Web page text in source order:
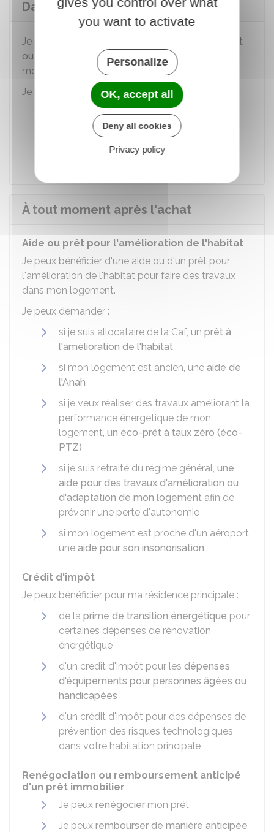
Dans les 6 mois qui suivent l'achat
Je peux demander le
déblocage anticipé de tout
ou partie de mon épargne salariale
mois de la vente.
Je dois me renseigner auprès :
de mon entreprise
ou de l'organisme gestionnaire pour le
compte de mon entreprise
À tout moment après l'achat
Aide ou prêt pour l'amélioration de l'habitat
Je peux bénéficier d'une aide ou d'un prêt pour
l'amélioration de l'habitat pour faire des travaux
dans mon logement.
Je peux demander :
si je suis allocataire de la Caf, un prêt à
l'amélioration de l'habitat
si mon logement est ancien, une aide de
l'Anah
si je veux réaliser des travaux améliorant la
performance énergétique de mon
logement, un éco-prêt à taux zéro (éco-
PTZ)
si je suis retraité du régime général, une
aide pour des travaux d'amélioration ou
d'adaptation de mon logement afin de
prévenir une perte d'autonomie
si mon logement est proche d'un aéroport,
une aide pour son insonorisation
Crédit d'impôt
Je peux bénéficier pour ma résidence principale :
de la prime de transition énergétique pour
certaines dépenses de rénovation
énergétique
d'un crédit d'impôt pour les dépenses
d'équipements pour personnes âgées ou
handicapées
d'un crédit d'impôt pour des dépenses de
prévention des risques technologiques
dans votre habitation principale
Renégociation ou remboursement anticipé
d'un prêt immobilier
Je peux renégocier mon prêt
Je peux rembourser de manière anticipée
you want to activate
Personalize
OK, accept all
Deny all cookies
Privacy policy